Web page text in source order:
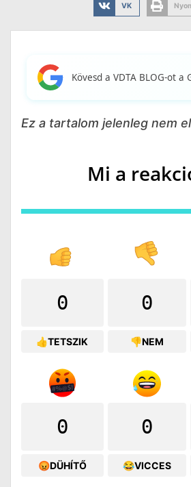
VK
Kövesd a VDTA BLOG-ot a
Ez a tartalom jelenleg nem
Mi a
0
👍TETSZIK
0
👎NEM
0
😡DÜHÍTŐ
0
😂VICCES